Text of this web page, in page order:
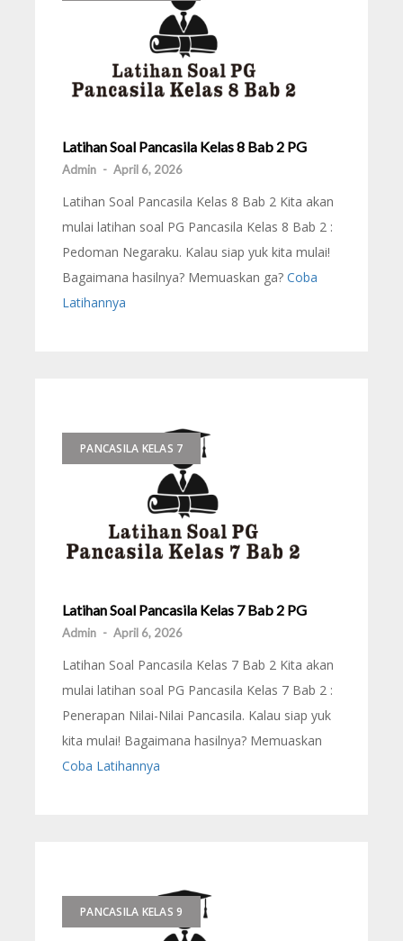
Latihan Soal Pancasila Kelas 8 Bab 2 PG
Admin - April 6, 2026
Latihan Soal Pancasila Kelas 8 Bab 2 Kita akan
mulai latihan soal PG Pancasila Kelas 8 Bab 2 :
Pedoman Negaraku. Kalau siap yuk kita mulai!
Bagaimana hasilnya? Memuaskan ga? Coba
Latihannya
PANCASILA KELAS 7
Latihan Soal Pancasila Kelas 7 Bab 2 PG
Admin - April 6, 2026
Latihan Soal Pancasila Kelas 7 Bab 2 Kita akan
mulai latihan soal PG Pancasila Kelas 7 Bab 2 :
Penerapan Nilai-Nilai Pancasila. Kalau siap yuk
kita mulai! Bagaimana hasilnya? Memuaskan
Coba Latihannya
PANCASILA KELAS 9